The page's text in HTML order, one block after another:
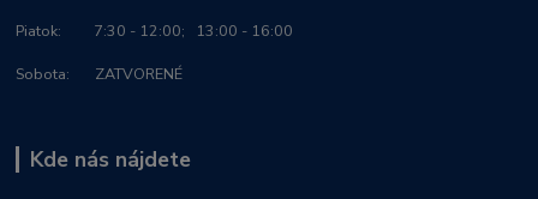
Piatok: 7:30 - 12:00; 13:00 - 16:00
Sobota: ZATVORENÉ
Kde nás nájdete